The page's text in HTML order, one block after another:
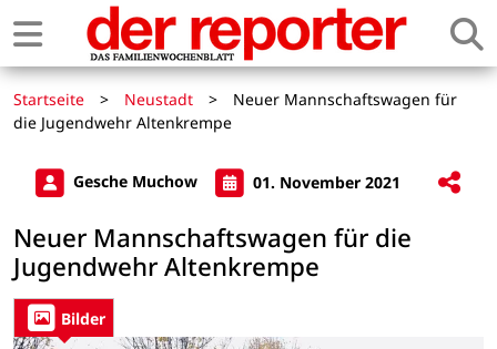
Startseite > Neustadt >
Neuer Mannschaftswagen für
die Jugendwehr Altenkrempe
Gesche Muchow 01. November 2021
Neuer Mannschaftswagen für die
Jugendwehr Altenkrempe
Bilder